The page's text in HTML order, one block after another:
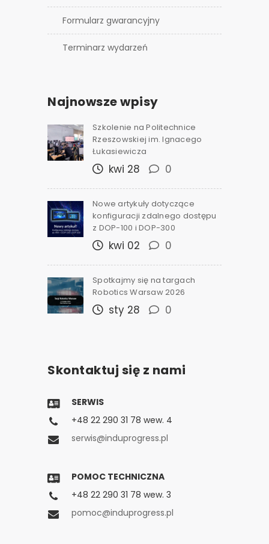
Formularz gwarancyjny
Terminarz wydarzeń
Najnowsze wpisy
Szkolenie na Politechnice
Rzeszowskiej im. Ignacego
Łukasiewicza
kwi 28 0
Nowe artykuły dotyczące
konfiguracji zdalnego dostępu
z DOP-100 i DOP-300
kwi 02 0
Spotkajmy się na targach
Robotics Warsaw 2026
sty 28 0
Skontaktuj się z nami
SERWIS
+48 22 290 31 78 wew. 4
serwis@induprogress.pl
POMOC TECHNICZNA
+48 22 290 31 78 wew. 3
pomoc@induprogress.pl